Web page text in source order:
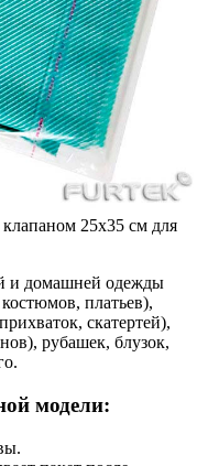
25х35 см для
и домашней одежды
платьев),
скатертей),
рубашек, блузок,
модели: